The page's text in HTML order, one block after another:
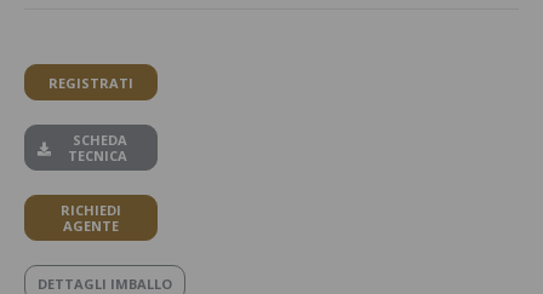
REGISTRATI
SCHEDA
TECNICA
RICHIEDI
AGENTE
DETTAGLI IMBALLO